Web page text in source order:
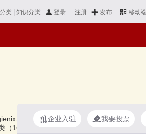
类 知识分类 登录 注册 发布 移动
、斑布BABO等，上榜抽纸十大品牌榜单
（1603群组）。榜单更新时间：2026年07
企业入驻 我要投票